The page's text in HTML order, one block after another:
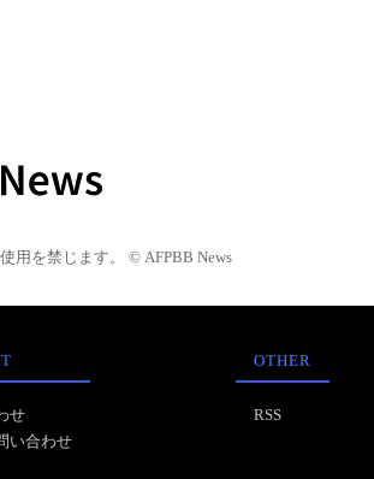
用を禁じます。 © AFPBB News
せ
い合わせ
OTHER
RSS